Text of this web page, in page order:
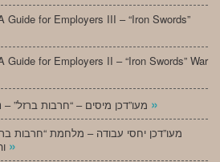
Guide for Employers III – “Iron Swords”
Guide for Employers II – “Iron Swords” War
»
מעו”דכן יחסי עבודה – מלחמת “חרבות
»